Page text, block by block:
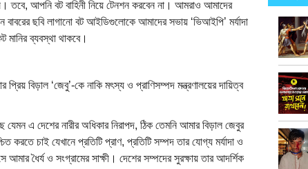
তবে, আপনি বট বাহিনী নিয়ে টেনশন করবেন না। আমরাও আমাদের
বাবরের ছবি লাগানো বট আইডিগুলোকে আমাদের সভায় ‘ভিআইপি’ মর্যাদা
ব্যবস্থা থাকবে।
বিড়াল ‘জেবু’-কে নাকি মৎস্য ও প্রাণিসম্পদ মন্ত্রণালয়ের দায়িত্ব
যেমন এ দেশের নারীর অধিকার নিরাপদ, ঠিক তেমনি আমার বিড়াল জেবুর
করতে চাই যেখানে প্রতিটি প্রাণ, প্রতিটি সম্পদ তার যোগ্য মর্যাদা ও
আমার ধৈর্য ও সংগ্রামের সাক্ষী। দেশের সম্পদের সুরক্ষায় তার আদর্শিক